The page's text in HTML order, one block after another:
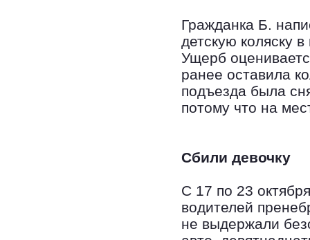
Гражданка Б.
детскую коляску
Ущерб
ранее оставила
подъезда была
потому что на
Сбили девочку
С 17 по 23
водителей
не выдержали